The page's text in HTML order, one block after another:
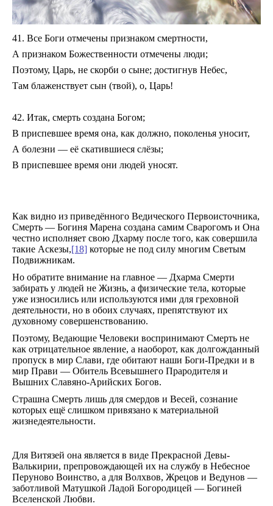
41. Все Боги отмечены признаком смертности,
А признаком Божественности отмечены люди;
Поэтому, Царь, не скорби о сыне; достигнув Небес,
Там блаженствует сын (твой), о, Царь!
42. Итак, смерть создана Богом;
В приспевшее время она, как должно, поколенья уносит,
А болезни — её скатившиеся слёзы;
В приспевшее время они людей уносят.
Как видно из приведённого Ведического Первоисточника,
Смерть — Богиня Марена создана самим Сварогомъ и Она
честно исполняет свою Дхарму после того, как совершила
такие Аскезы,[18] которые не под силу многим Светым
Подвижникам.
Но обратите внимание на главное — Дхарма Смерти
забирать у людей не Жизнь, а физические тела, которые
уже износились или используются ими для греховной
деятельности, но в обоих случаях, препятствуют их
духовному совершенствованию.
Поэтому, Ведающие Человеки воспринимают Смерть не
как отрицательное явление, а наоборот, как долгожданный
пропуск в мир Слави, где обитают наши Боги-Предки и в
мир Прави — Обитель Всевышнего Прародителя и
Вышних Славяно-Арийских Богов.
Страшна Смерть лишь для смердов и Весей, сознание
которых ещё слишком привязано к материальной
жизнедеятельности.
Для Витязей она является в виде Прекрасной Девы-
Валькирии, препровождающей их на службу в Небесное
Перуново Воинство, а для Волхвов, Жрецов и Ведунов —
заботливой Матушкой Ладой Богородицей — Богиней
Вселенской Любви.